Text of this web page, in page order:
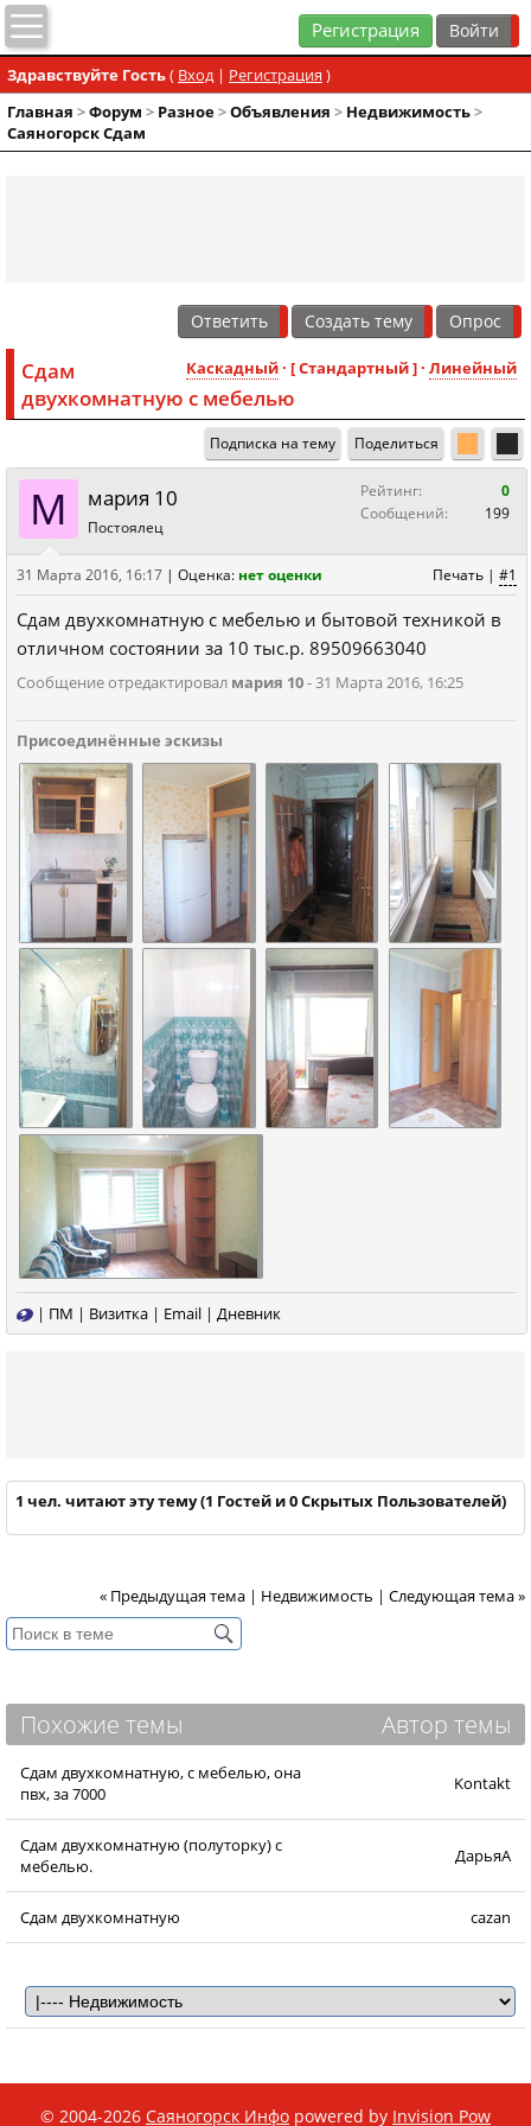
Регистрация
Здравствуйте Гость( Вход| Регистрация )
Главная >Форум > Разное>Объявления > Недвижимость>
Саяногорск Сдам
Ответить Создать тему Опрос
Каскадный· [ Стандартный ] · Линейный
Сдам
двухкомнатную с мебелью
Подписка на тему Поделиться
М мария 10
Постоялец
Рейтинг:
0
Сообщений:
199
Печать | #1
31 Марта 2016, 16:17 | Оценка: нет оценки
Сдам двухкомнатную с мебелью и бытовой техникой в
отличном состоянии за 10 тыс.р. 89509663040
Сообщение отредактировал мария 10- 31 Марта 2016, 16:25
Присоединённые эскизы
| ПМ | Визитка | Email | Дневник
1 чел. читают эту тему (1 Гостей и 0 Скрытых Пользователей)
« Предыдущая тема | Недвижимость | Следующая тема »
Похожие темы Автор темы
Сдам двухкомнатную, с мебелью, она
пвх, за 7000
Kontakt
Сдам двухкомнатную (полуторку) с
мебелью.
ДарьяА
Сдам двухкомнатную cazan
© 2004-2026 Саяногорск Инфо powered by Invision Pow